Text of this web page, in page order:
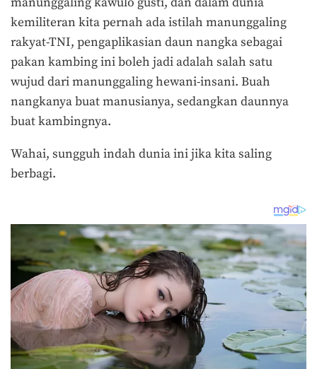
kemiliteran kita pernah ada istilah manunggaling
rakyat-TNI, pengaplikasian daun nangka sebagai
pakan kambing ini boleh jadi adalah salah satu
wujud dari manunggaling hewani-insani. Buah
nangkanya buat manusianya, sedangkan daunnya
buat kambingnya.
Wahai, sungguh indah dunia ini jika kita saling
berbagi.